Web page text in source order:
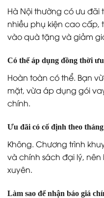
Hà Nội thường có ưu
nhiều phụ kiện cao cấp,
vào quà tặng và giảm
Có thể áp dụng đồng thời
Hoàn toàn có thể. Bạn
mặt, vừa áp dụng gói
chính.
Ưu đãi có cố định theo
Không. Chương trình
và chính sách đại lý,
xuyên.
Làm sao để nhận báo giá